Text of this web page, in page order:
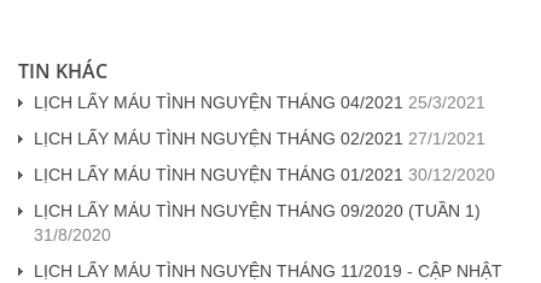
TIN KHÁC
LỊCH LẤY MÁU TÌNH NGUYỆN THÁNG 04/2021 25/3/2021
LỊCH LẤY MÁU TÌNH NGUYỆN THÁNG 02/2021 27/1/2021
LỊCH LẤY MÁU TÌNH NGUYỆN THÁNG 01/2021 30/12/2020
LỊCH LẤY MÁU TÌNH NGUYỆN THÁNG 09/2020 (TUẦN 1)
31/8/2020
LỊCH LẤY MÁU TÌNH NGUYỆN THÁNG 11/2019 - CẬP NHẬT